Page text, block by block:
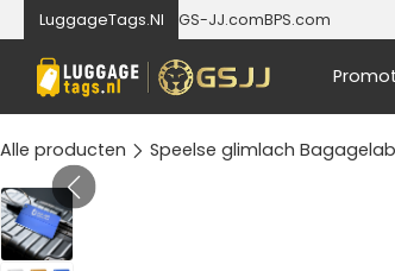
LuggageTags.Nl GS-JJ.comBPS.com
Alle producten Speelse glimlach